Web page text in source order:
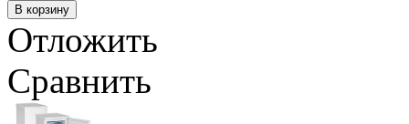
Отложить
Сравнить